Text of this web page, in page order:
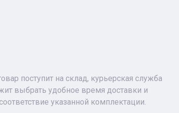
поступит на склад, курьерская служба
выбрать удобное время доставки и
указанной комплектации.